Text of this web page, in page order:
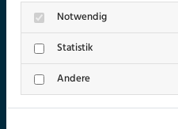
Hier Telefonnummer
Hier E-Mail Adresse
Notwendig
Statistik
Andere